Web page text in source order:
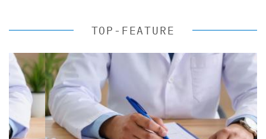
TOP-FEATURE